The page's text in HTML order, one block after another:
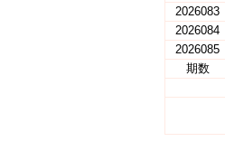
2026083
2026084
2026085
期数